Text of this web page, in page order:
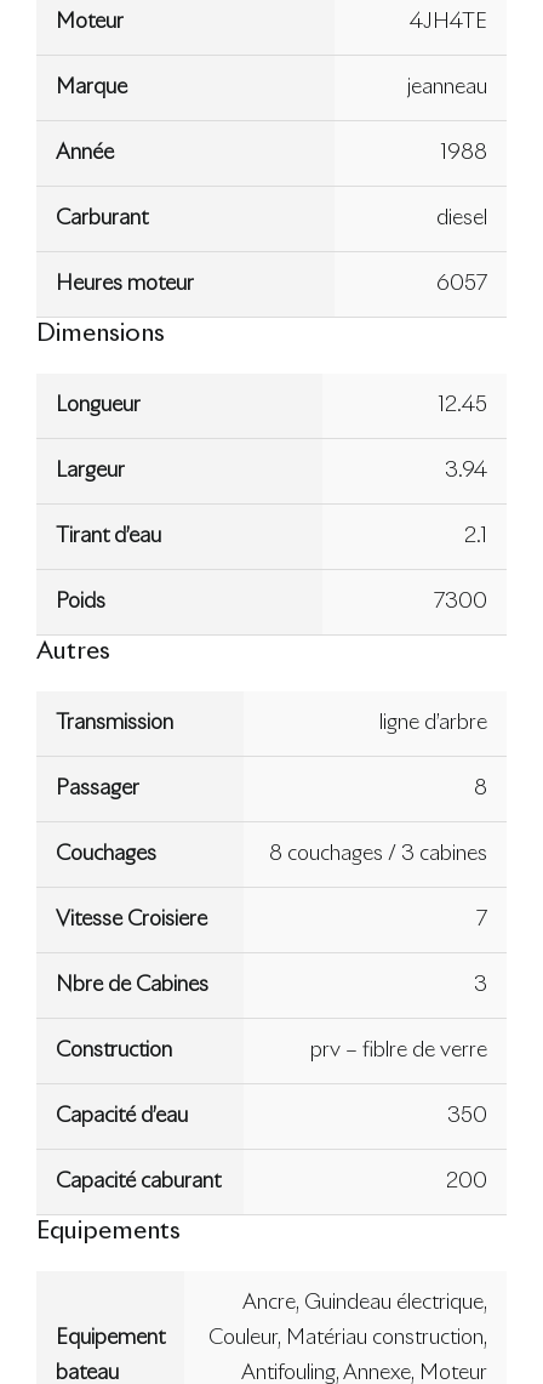
Moteur 4JH4TE
Marque jeanneau
Année 1988
Carburant diesel
Heures moteur 6057
Dimensions
Longueur 12.45
Largeur 3.94
Tirant d’eau 2.1
Poids 7300
Autres
Transmission ligne d’arbre
Passager 8
Couchages 8 couchages / 3 cabines
Vitesse Croisiere 7
Nbre de Cabines 3
Construction prv – fiblre de verre
Capacité d’eau 350
Capacité caburant 200
Equipements
Equipement
bateau
Ancre, Guindeau électrique,
Couleur, Matériau construction,
Antifouling, Annexe, Moteur